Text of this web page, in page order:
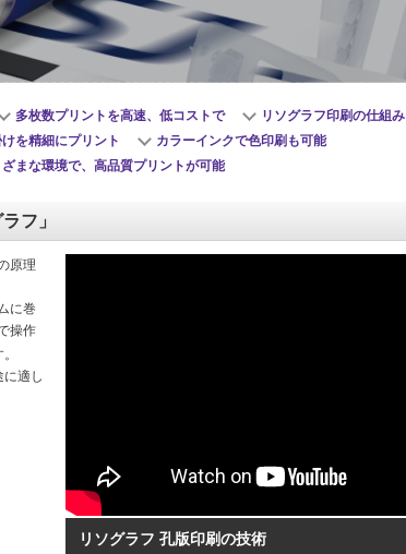
多枚数プリントを高速、低コストで
リソグラフ印刷の仕組み
を精細にプリント
カラーインクで色印刷も可能
ざまな環境で、高品質プリントが可能
フ」
原理
に巻
操作
適し
リソグラフ 孔版印刷の技術